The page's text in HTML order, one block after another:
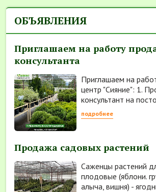
ОБЪЯВЛЕНИЯ
Приглашаем на работу
консультанта
Приглашаем на
центр "Сияние": 1.
консультант на
подробнее
Продажа садовых растений
Саженцы растений
плодовые (яблони.
алыча, вишня) -